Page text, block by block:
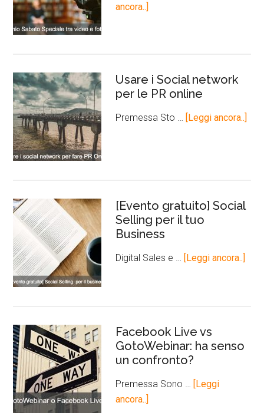
ancora..]
Usare i Social network
per le PR online
Premessa Sto … [Leggi ancora..]
[Evento gratuito] Social
Selling per il tuo
Business
Digital Sales e … [Leggi ancora..]
Facebook Live vs
GotoWebinar: ha senso
un confronto?
Premessa Sono … [Leggi
ancora..]